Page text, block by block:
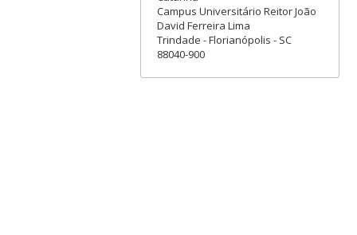
Campus Universitário Reitor João
David Ferreira Lima
Trindade - Florianópolis - SC
88040-900